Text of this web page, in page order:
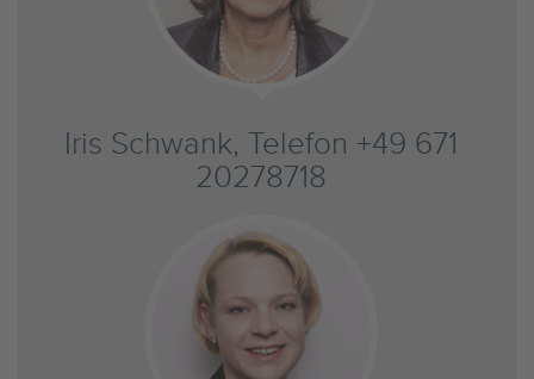
Iris Schwank, Telefon +49 671
20278718